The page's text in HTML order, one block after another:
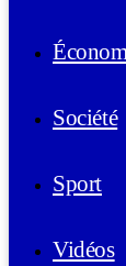
Société
Sport
Vidéos